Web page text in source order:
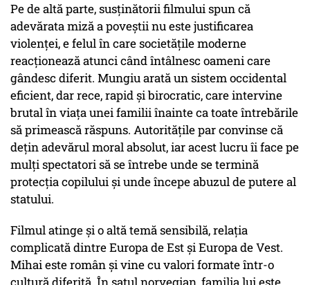
Pe de altă parte, susținătorii filmului spun că
adevărata miză a poveștii nu este justificarea
violenței, e felul în care societățile moderne
reacționează atunci când întâlnesc oameni care
gândesc diferit. Mungiu arată un sistem occidental
eficient, dar rece, rapid și birocratic, care intervine
brutal în viața unei familii înainte ca toate întrebările
să primească răspuns. Autoritățile par convinse că
dețin adevărul moral absolut, iar acest lucru îi face pe
mulți spectatori să se întrebe unde se termină
protecția copilului și unde începe abuzul de putere al
statului.
Filmul atinge și o altă temă sensibilă, relația
complicată dintre Europa de Est și Europa de Vest.
Mihai este român și vine cu valori formate într-o